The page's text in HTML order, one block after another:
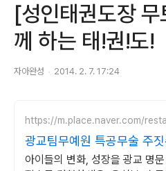
[성인태권도장
께 하는 태!권!도!
자아완성 2014. 2. 7. 17:24
https://m.place.naver.com/
광교팀무예원 특공무술 주
도장
아이들의 변화, 성장을 광교 명